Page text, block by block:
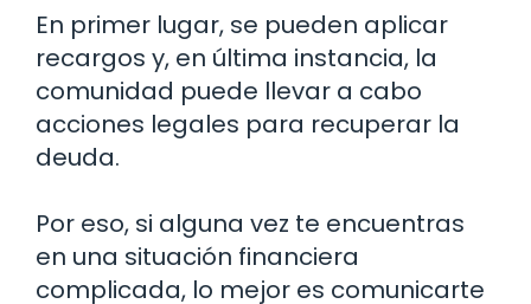
En primer lugar, se pueden aplicar
recargos y, en última instancia, la
comunidad puede llevar a cabo
acciones legales para recuperar la
deuda.
Por eso, si alguna vez te encuentras
en una situación financiera
complicada, lo mejor es comunicarte